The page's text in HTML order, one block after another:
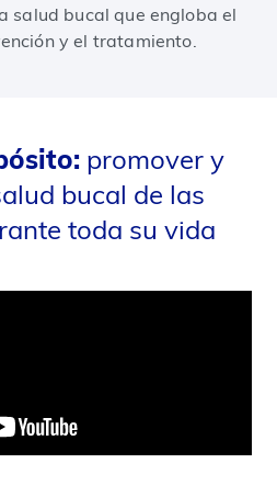
salud bucal que engloba el
y el tratamiento.
promover y
bucal de las
toda su vida